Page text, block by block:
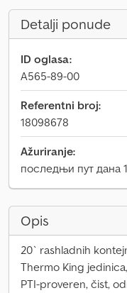
Detalji ponude
ID oglasa:
A565-89-00
Referentni broj:
18098678
Ažuriranje:
последњи пут дана
Opis
20` rashladnih
Thermo King
PTI-proveren, čist,